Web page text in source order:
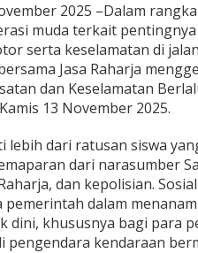
2025 –Dalam
muda terkait
serta keselamatan di
Jasa Raharja
dan Keselamatan
13 November 2025.
lebih dari ratusan siswa
dari narasumber
dan kepolisian.
pemerintah dalam
dini, khususnya bagi para
pengendara kendaraan